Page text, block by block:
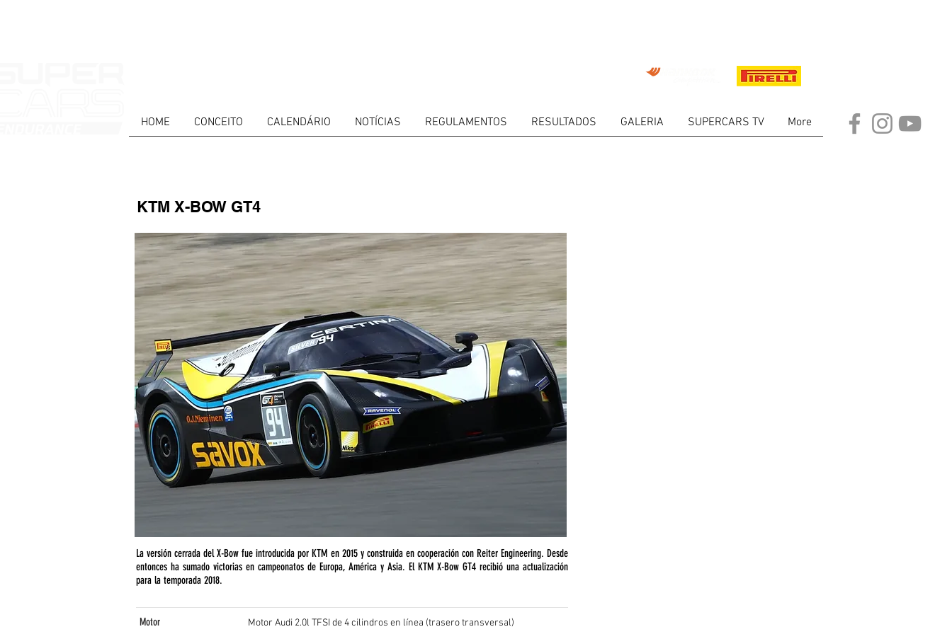
HOME CONCEITO CALENDÁRIO NOTÍCIAS REGULAMENTOS RESULTADOS GALERIA SUPERCARS TV More
KTM X-BOW GT4
La versión cerrada del X-Bow fue introducida por KTM en 2015 y construida en cooperación con Reiter Engineering. Desde
entonces ha sumado victorias en campeonatos de Europa, América y Asia. El KTM X-Bow GT4 recibió una actualización
para la temporada 2018.
Motor Audi 2.0l TFSI de 4 cilindros en línea (trasero transversal)
Motor